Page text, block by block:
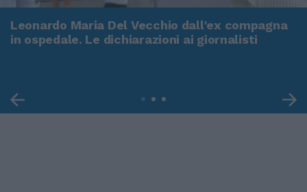
Leonardo Maria Del Vecchio dall'ex compagna
in ospedale. Le dichiarazioni ai giornalisti